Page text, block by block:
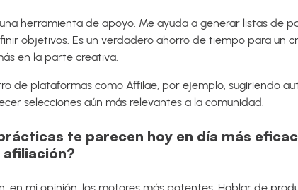
herramienta de apoyo. Me ayuda a generar listas de
objetivos. Es un verdadero ahorro de tiempo para un
en la parte creativa.
de plataformas como Affilae, por ejemplo, sugiriendo
selecciones aún más relevantes a la comunidad.
te parecen hoy en día más
afiliación?